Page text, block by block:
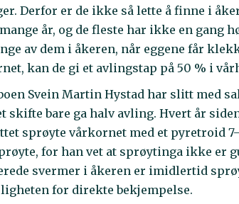
Derfor er de ikke så lette å finne i
år, og de fleste har ikke en gang
av dem i åkeren, når eggene får
kan de gi et avlingstap på 50 % i
Svein Martin Hystad har slitt med
skifte bare ga halv avling. Hvert år
sprøyte vårkornet med et pyretroid
for han vet at sprøytinga ikke er
svermer i åkeren er imidlertid
for direkte bekjempelse.